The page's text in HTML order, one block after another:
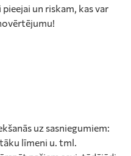
un riskam, kas var
uz sasniegumiem:
līmeni u. tml.